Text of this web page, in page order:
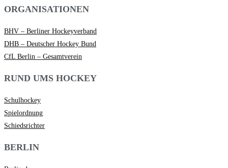
ORGANISATIONEN
BHV – Berliner Hockeyverband
DHB – Deutscher Hockey Bund
CfL Berlin – Gesamtverein
RUND UMS HOCKEY
Schulhockey
Spielordnung
Schiedsrichter
BERLIN